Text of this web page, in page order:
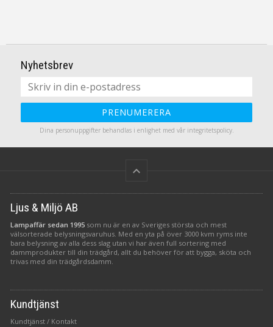
Nyhetsbrev
PRENUMERERA
Dina personuppgifter behandlas i enlighet med vår integritetspolicy.
keyboard_arrow_up
Ljus & Miljö AB
Lampaffär sedan 1995 som nu är en av Sveriges största och mest
välsorterade belysningsvaruhus. Med en yta på över 3000 kvm ryms inte
bara belysning av alla dess slag utan vi har även full sortering med
dammprodukter till din trädgård, allt du behöver för att bygga, sköta och
trivas med din trädgårdsdamm.
Kundtjänst
Kundtjänst / Kontakt